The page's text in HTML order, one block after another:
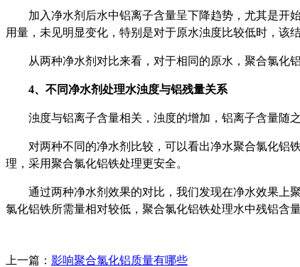
加入净水剂后水中铝离子含量呈下降趋势，尤其是开
用量，未见明显变化，特别是对于原水浊度比较低时，该
从两种净水剂对比来看，对于相同的原水，聚合氯化
4、不同净水剂处理水浊度与铝残量关系
浊度与铝离子含量相关，浊度的增加，铝离子含量随
对两种不同的净水剂比较，可以看出净水聚合氯化铝
理，采用聚合氯化铝铁处理更安全。
通过两种净水剂效果的对比，我们发现在净水效果上
氯化铝铁所需量相对较低，聚合氯化铝铁处理水中残铝含
上一篇： 影响聚合氯化铝质量有哪些